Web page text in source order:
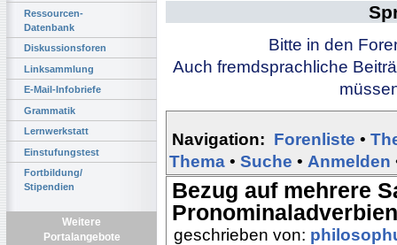
Ressourcen-
Datenbank
Diskussionsforen
Linksammlung
E-Mail-Infobriefe
Grammatik
Lernwerkstatt
Einstufungstest
Fortbildung/
Stipendien
Weitere
Portalangebote
Bitte in den
Auch fremdsprachliche
Navigation: Forenliste •
Thema • Suche • Anmelden
Bezug auf mehrere
Pronominaladverbien
geschrieben von: